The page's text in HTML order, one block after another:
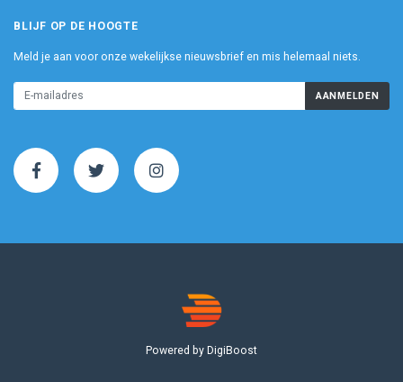
BLIJF OP DE HOOGTE
Meld je aan voor onze wekelijkse nieuwsbrief en mis helemaal niets.
AANMELDEN
Powered by DigiBoost